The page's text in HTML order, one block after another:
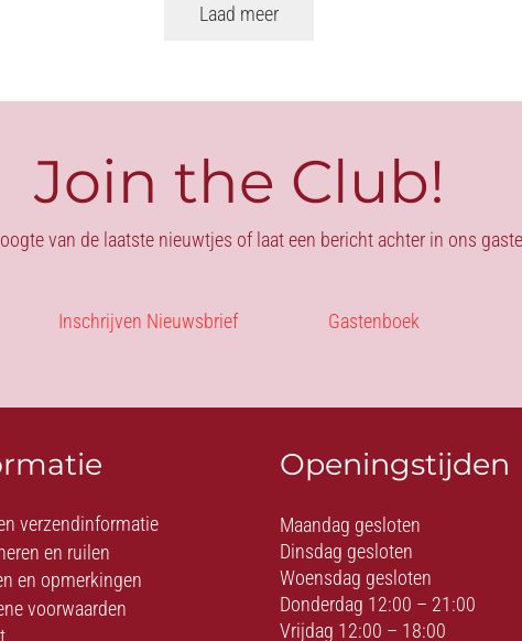
Laad meer
Join the Club!
van de laatste nieuwtjes of laat een bericht achter in ons
Inschrijven Nieuwsbrief Gastenboek
verzendinformatie
en ruilen
en opmerkingen
voorwaarden
Openingstijden
Maandag gesloten
Dinsdag gesloten
Woensdag gesloten
Donderdag 12:00 – 21:00
Vrijdag 12:00 – 18:00